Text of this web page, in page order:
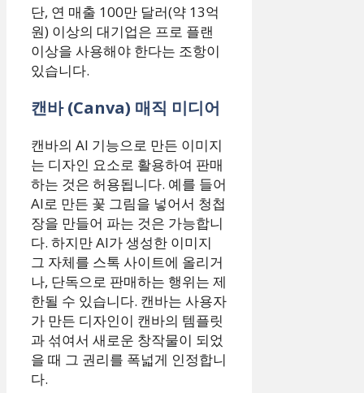
단, 연 매출 100만 달러(약 13억
원) 이상의 대기업은 프로 플랜
이상을 사용해야 한다는 조항이
있습니다.
캔바 (Canva) 매직 미디어
캔바의 AI 기능으로 만든 이미지
는 디자인 요소로 활용하여 판매
하는 것은 허용됩니다. 예를 들어
AI로 만든 꽃 그림을 넣어서 청첩
장을 만들어 파는 것은 가능합니
다. 하지만 AI가 생성한 이미지
그 자체를 스톡 사이트에 올리거
나, 단독으로 판매하는 행위는 제
한될 수 있습니다. 캔바는 사용자
가 만든 디자인이 캔바의 템플릿
과 섞여서 새로운 창작물이 되었
을 때 그 권리를 폭넓게 인정합니
다.